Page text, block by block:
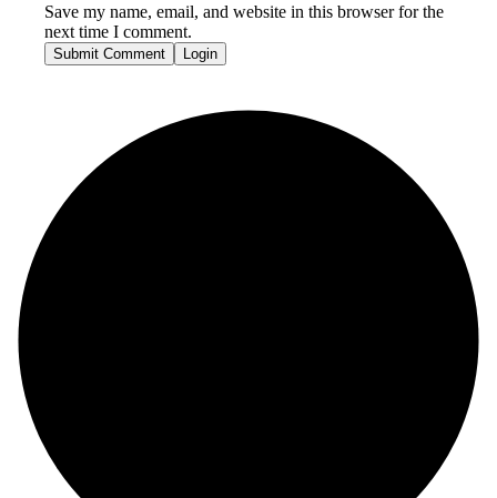
Save my name, email, and website in this browser for the
next time I comment.
Submit Comment Login